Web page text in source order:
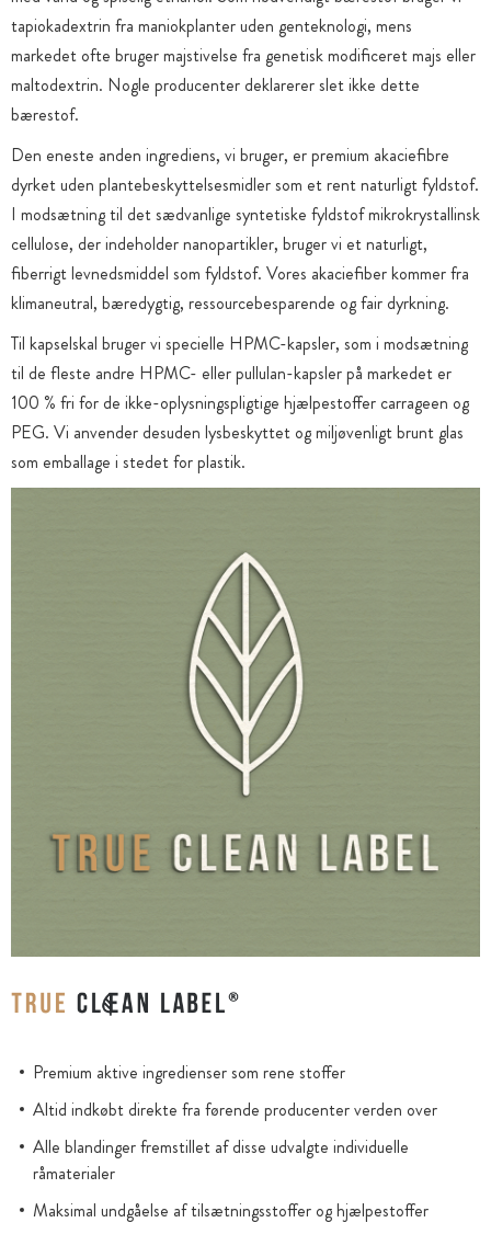
tapiokadextrin fra maniokplanter uden genteknologi, mens
markedet ofte bruger majstivelse fra genetisk modificeret majs eller
maltodextrin. Nogle producenter deklarerer slet ikke dette
bærestof.
Den eneste anden ingrediens, vi bruger, er premium akaciefibre
dyrket uden plantebeskyttelsesmidler som et rent naturligt fyldstof.
I modsætning til det sædvanlige syntetiske fyldstof mikrokrystallinsk
cellulose, der indeholder nanopartikler, bruger vi et naturligt,
fiberrigt levnedsmiddel som fyldstof. Vores akaciefiber kommer fra
klimaneutral, bæredygtig, ressourcebesparende og fair dyrkning.
Til kapselskal bruger vi specielle HPMC-kapsler, som i modsætning
til de fleste andre HPMC- eller pullulan-kapsler på markedet er
100 % fri for de ikke-oplysningspligtige hjælpestoffer carrageen og
PEG. Vi anvender desuden lysbeskyttet og miljøvenligt brunt glas
som emballage i stedet for plastik.
Premium aktive ingredienser som rene stoffer
Altid indkøbt direkte fra førende producenter verden over
Alle blandinger fremstillet af disse udvalgte individuelle
råmaterialer
Maksimal undgåelse af tilsætningsstoffer og hjælpestoffer